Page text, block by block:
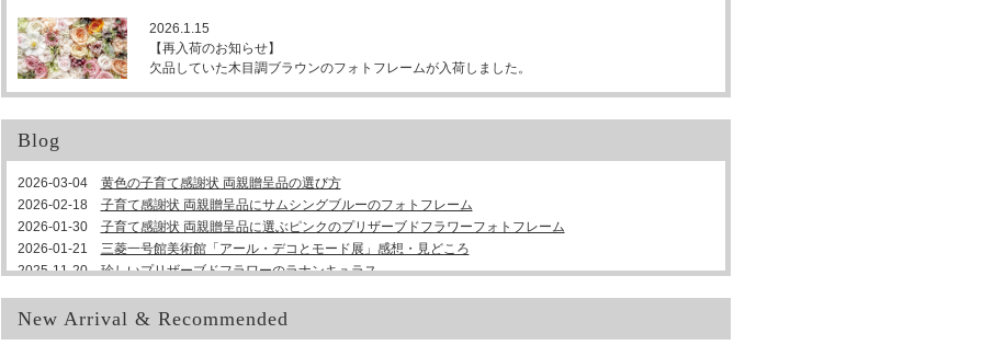
2026.1.15
【再入荷のお知らせ】
欠品していた木目調ブラウンのフォトフレームが入荷しました。
Blog
2026-03-04 黄色の子育て感謝状 両親贈呈品の選び方
2026-02-18 子育て感謝状 両親贈呈品にサムシングブルーのフォトフレーム
2026-01-30 子育て感謝状 両親贈呈品に選ぶピンクのプリザーブドフラワーフォトフレーム
2026-01-21 三菱一号館美術館「アール・デコとモード展」感想・見どころ
2025-11-20珍しいプリザーブドフラワーのラナンキュラス
2023-01-05クリスチャン・ディオール 夢のクチュリエ展に行ってきました
2022-11-16カラフルでかわいい楽屋花
New Arrival & Recommended